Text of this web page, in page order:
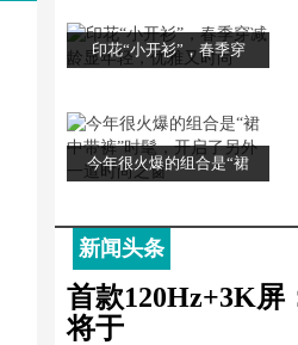
印花“小开衫”，春季穿
今年很火爆的组合是“裙
新闻头条
首款120Hz+3K屏
将于